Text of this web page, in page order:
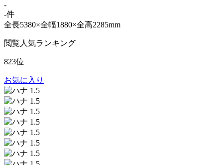
-
-件
全長5380×全幅1880×全高2285mm
閲覧人気ランキング
823位
お気に入り